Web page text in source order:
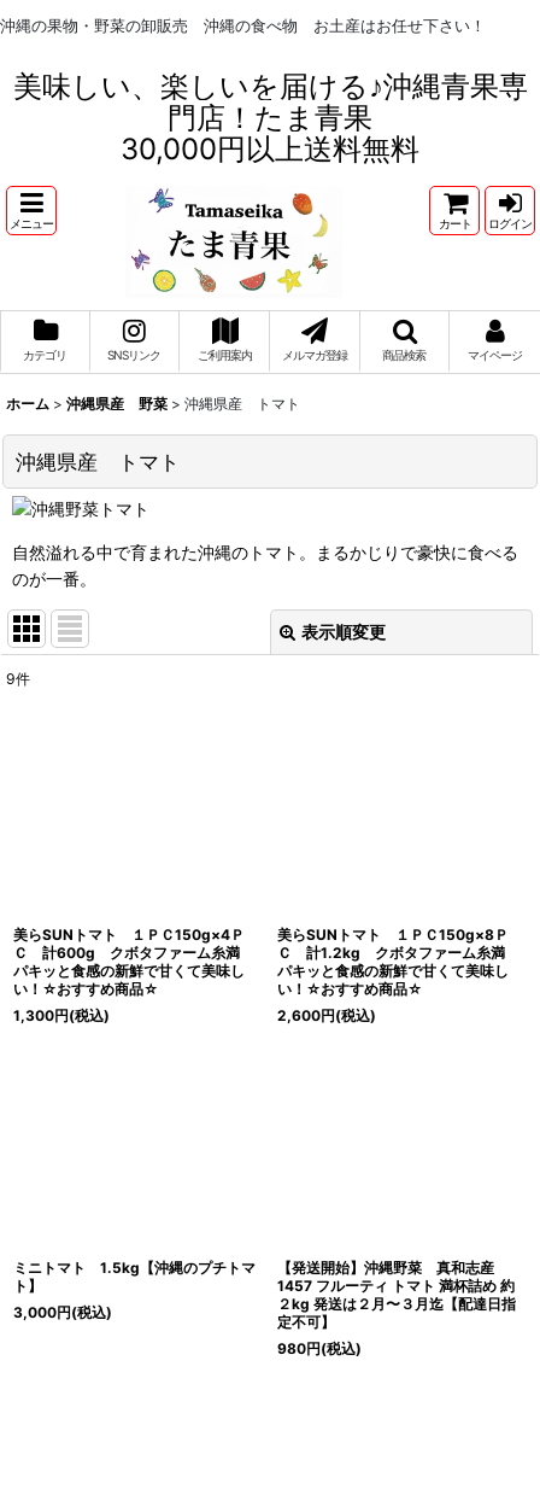
沖縄の果物・野菜の卸販売 沖縄の食べ物 お土産はお任せ下さい！
美味しい、楽しいを届ける♪沖縄青果専
門店！たま青果
30,000円以上送料無料
メニュー カート ログイン
カテゴリ SNSリンク ご利用案内 メルマガ登録 商品検索 マイページ
ホーム > 沖縄県産 野菜 > 沖縄県産 トマト
沖縄県産 トマト
自然溢れる中で育まれた沖縄のトマト。まるかじりで豪快に食べる
のが一番。
表示順変更
9件
美らSUNトマト １ＰＣ150g×4Ｐ
Ｃ 計600g クボタファーム糸満
パキッと食感の新鮮で甘くて美味し
い！☆おすすめ商品☆
1,300円(税込)
美らSUNトマト １ＰＣ150g×8Ｐ
Ｃ 計1.2kg クボタファーム糸満
パキッと食感の新鮮で甘くて美味し
い！☆おすすめ商品☆
2,600円(税込)
ミニトマト 1.5kg【沖縄のプチトマ
ト】
3,000円(税込)
【発送開始】沖縄野菜 真和志産
1457 フルーティ トマト 満杯詰め 約
２kg 発送は２月〜３月迄【配達日指
定不可】
980円(税込)